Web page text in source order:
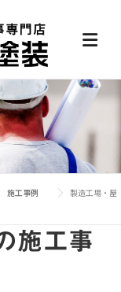
施工事例
製造工場・屋
施工事